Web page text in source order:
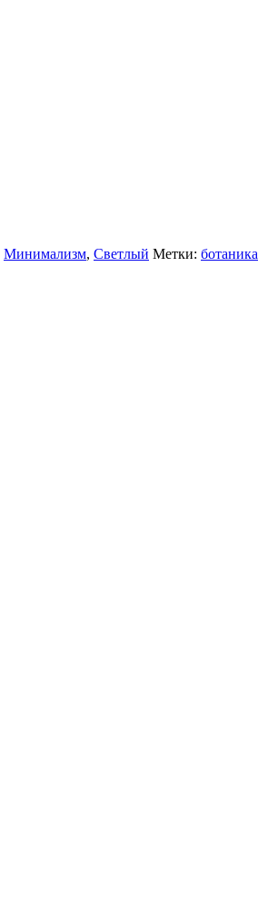
Минимализм, Светлый Метки: ботаника